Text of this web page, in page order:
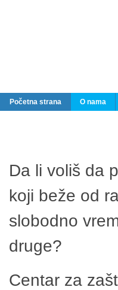
Početna strana O nama
Da li voliš da
koji beže od
slobodno
druge?
Centar za